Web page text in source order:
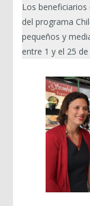
Los beneficiarios
del programa
pequeños y
entre 1 y el 25